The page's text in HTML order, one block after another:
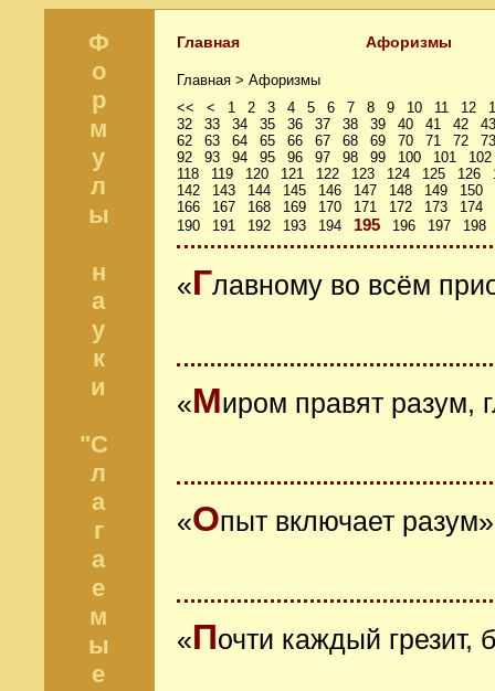
Ф
о
р
м
у
л
ы
н
а
у
к
и
"С
л
а
г
а
е
м
ы
е
Главная Афоризмы
Главная > Афоризмы
<<
< 1 2 3 4 5 6 7 8 9 10 11 12
32
33 34 35 36 37 38 39 40 41 42
43
62
63 64 65 66 67 68 69 70 71 72
73
92
93 94 95 96 97 98 99 100 101
102
118
119 120 121 122 123 124 125 126
142
143 144 145 146 147 148 149
150
166
167 168 169 170 171 172 173
174
190
191 192 193 194 195 196 197 198
«Главному во всём
«Миром правят разум,
«Опыт включает разум»
«Почти каждый